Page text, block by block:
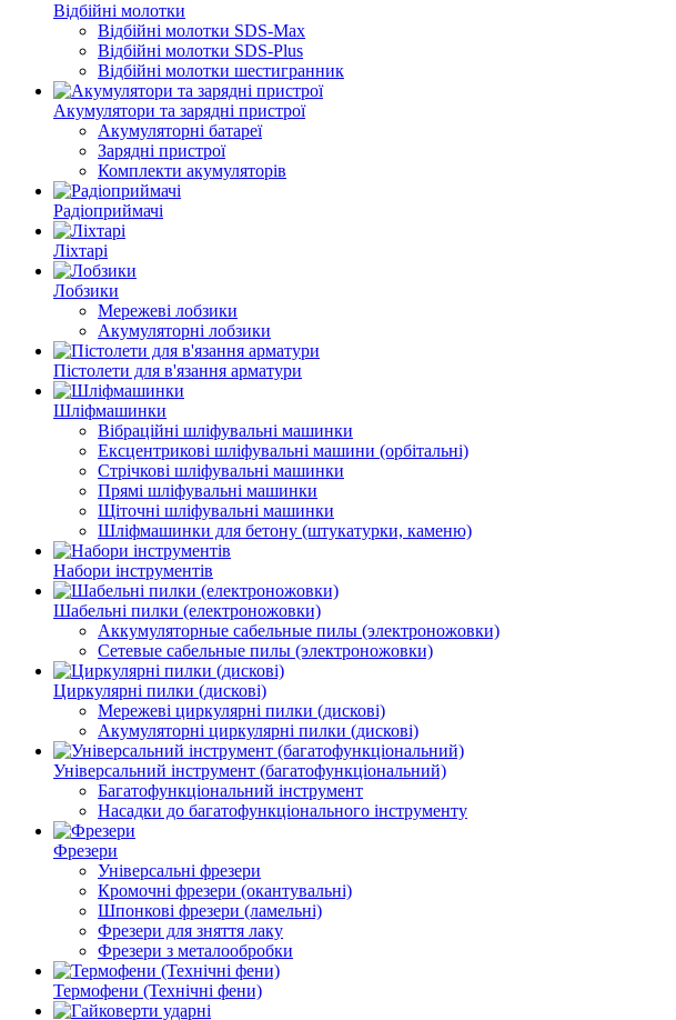
Відбійні молотки
Відбійні молотки SDS-Max
Відбійні молотки SDS-Plus
Відбійні молотки шестигранник
Акумулятори та зарядні пристрої
Акумуляторні батареї
Зарядні пристрої
Комплекти акумуляторів
Радіоприймачі
Ліхтарі
Лобзики
Мережеві лобзики
Акумуляторні лобзики
Пістолети для в'язання арматури
Шліфмашинки
Вібраційні шліфувальні машинки
Ексцентрикові шліфувальні машини (орбітальні)
Стрічкові шліфувальні машинки
Прямі шліфувальні машинки
Щіточні шліфувальні машинки
Шліфмашинки для бетону (штукатурки, каменю)
Набори інструментів
Шабельні пилки (електроножовки)
Аккумуляторные сабельные пилы (электроножовки)
Сетевые сабельные пилы (электроножовки)
Циркулярні пилки (дискові)
Мережеві циркулярні пилки (дискові)
Акумуляторні циркулярні пилки (дискові)
Універсальний інструмент (багатофункціональний)
Багатофункціональний інструмент
Насадки до багатофункціонального інструменту
Фрезери
Універсальні фрезери
Кромочні фрезери (окантувальні)
Шпонкові фрезери (ламельні)
Фрезери для зняття лаку
Фрезери з металообробки
Термофени (Технічні фени)